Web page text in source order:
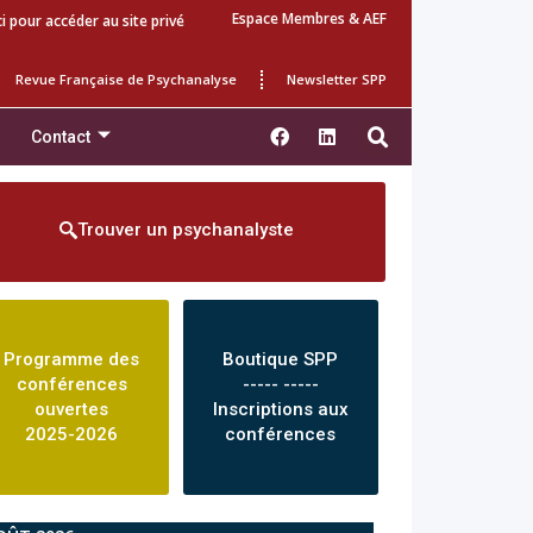
pour accéder au site privé Espace Membres & AEF
Revue Française de Psychanalyse Newsletter SPP
Contact
Trouver un psychanalyste
Programme des
conférences
ouvertes
2025-2026
Boutique SPP
----- -----
Inscriptions aux
conférences